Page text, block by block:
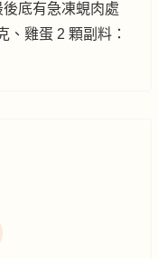
底有急凍蜆肉處
、雞蛋 2 顆副料：